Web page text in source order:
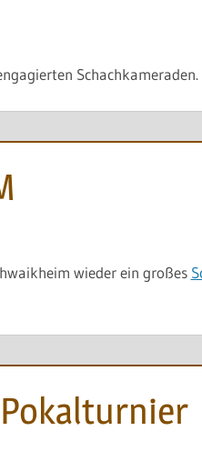
Schachkameraden.
wieder ein großes